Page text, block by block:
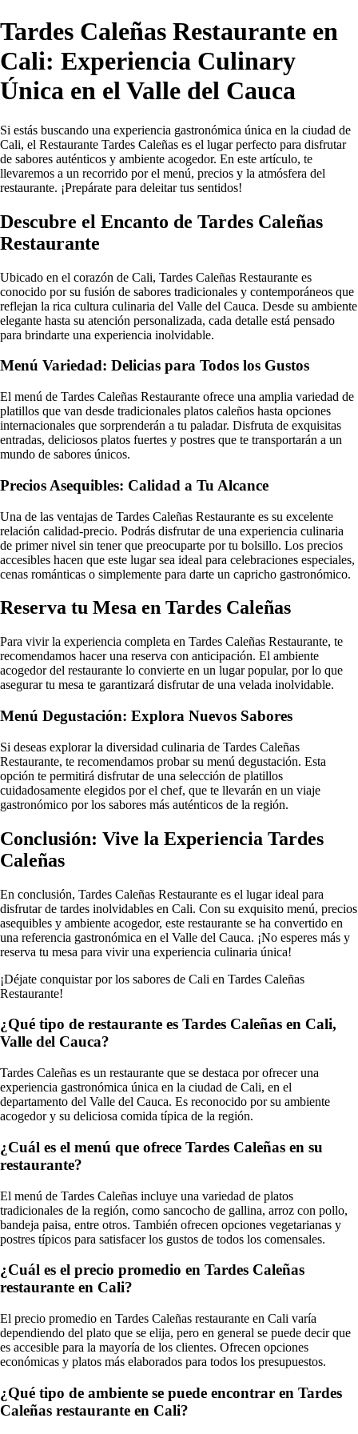
Tardes Caleñas Restaurante en
Cali: Experiencia Culinary
Única en el Valle del Cauca
Si estás buscando una experiencia gastronómica única en la ciudad de
Cali, el Restaurante Tardes Caleñas es el lugar perfecto para disfrutar
de sabores auténticos y ambiente acogedor. En este artículo, te
llevaremos a un recorrido por el menú, precios y la atmósfera del
restaurante. ¡Prepárate para deleitar tus sentidos!
Descubre el Encanto de Tardes Caleñas
Restaurante
Ubicado en el corazón de Cali, Tardes Caleñas Restaurante es
conocido por su fusión de sabores tradicionales y contemporáneos que
reflejan la rica cultura culinaria del Valle del Cauca. Desde su ambiente
elegante hasta su atención personalizada, cada detalle está pensado
para brindarte una experiencia inolvidable.
Menú Variedad: Delicias para Todos los Gustos
El menú de Tardes Caleñas Restaurante ofrece una amplia variedad de
platillos que van desde tradicionales platos caleños hasta opciones
internacionales que sorprenderán a tu paladar. Disfruta de exquisitas
entradas, deliciosos platos fuertes y postres que te transportarán a un
mundo de sabores únicos.
Precios Asequibles: Calidad a Tu Alcance
Una de las ventajas de Tardes Caleñas Restaurante es su excelente
relación calidad-precio. Podrás disfrutar de una experiencia culinaria
de primer nivel sin tener que preocuparte por tu bolsillo. Los precios
accesibles hacen que este lugar sea ideal para celebraciones especiales,
cenas románticas o simplemente para darte un capricho gastronómico.
Reserva tu Mesa en Tardes Caleñas
Para vivir la experiencia completa en Tardes Caleñas Restaurante, te
recomendamos hacer una reserva con anticipación. El ambiente
acogedor del restaurante lo convierte en un lugar popular, por lo que
asegurar tu mesa te garantizará disfrutar de una velada inolvidable.
Menú Degustación: Explora Nuevos Sabores
Si deseas explorar la diversidad culinaria de Tardes Caleñas
Restaurante, te recomendamos probar su menú degustación. Esta
opción te permitirá disfrutar de una selección de platillos
cuidadosamente elegidos por el chef, que te llevarán en un viaje
gastronómico por los sabores más auténticos de la región.
Conclusión: Vive la Experiencia Tardes
Caleñas
En conclusión, Tardes Caleñas Restaurante es el lugar ideal para
disfrutar de tardes inolvidables en Cali. Con su exquisito menú, precios
asequibles y ambiente acogedor, este restaurante se ha convertido en
una referencia gastronómica en el Valle del Cauca. ¡No esperes más y
reserva tu mesa para vivir una experiencia culinaria única!
¡Déjate conquistar por los sabores de Cali en Tardes Caleñas
Restaurante!
¿Qué tipo de restaurante es Tardes Caleñas en Cali,
Valle del Cauca?
Tardes Caleñas es un restaurante que se destaca por ofrecer una
experiencia gastronómica única en la ciudad de Cali, en el
departamento del Valle del Cauca. Es reconocido por su ambiente
acogedor y su deliciosa comida típica de la región.
¿Cuál es el menú que ofrece Tardes Caleñas en su
restaurante?
El menú de Tardes Caleñas incluye una variedad de platos
tradicionales de la región, como sancocho de gallina, arroz con pollo,
bandeja paisa, entre otros. También ofrecen opciones vegetarianas y
postres típicos para satisfacer los gustos de todos los comensales.
¿Cuál es el precio promedio en Tardes Caleñas
restaurante en Cali?
El precio promedio en Tardes Caleñas restaurante en Cali varía
dependiendo del plato que se elija, pero en general se puede decir que
es accesible para la mayoría de los clientes. Ofrecen opciones
económicas y platos más elaborados para todos los presupuestos.
¿Qué tipo de ambiente se puede encontrar en Tardes
Caleñas restaurante en Cali?